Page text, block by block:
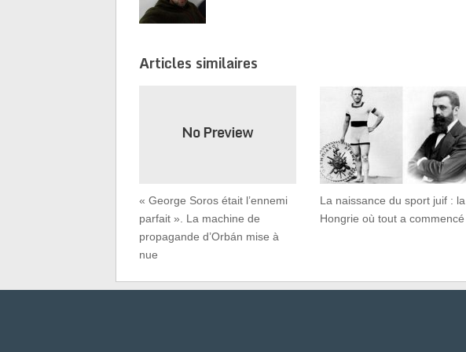
Articles similaires
« George Soros était l’ennemi
parfait ». La machine de
propagande d’Orbán mise à
nue
La naissance du sport juif : la
Hongrie où tout a commencé